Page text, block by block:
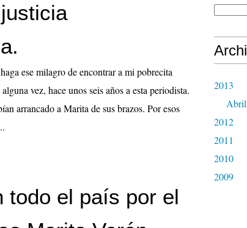
ese milagro de encontrar a mi pobrecita
vez, hace unos seis años a esta periodista.
arrancado a Marita de sus brazos. Por esos
todo el país por el
2013
Abril
2012
2011
2010
2009